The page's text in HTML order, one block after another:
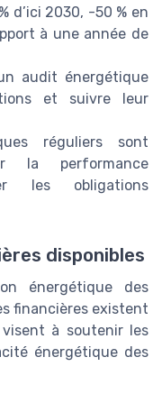
d’ici 2030, -50 % en
à une année de
audit énergétique
et suivre leur
réguliers sont
la performance
les obligations
disponibles
énergétique des
financières existent
à soutenir les
énergétique des